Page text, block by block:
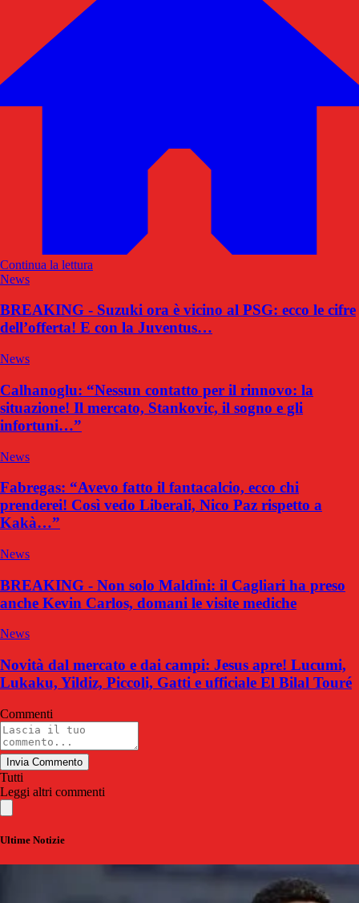
Continua la lettura
News
BREAKING - Suzuki ora è vicino al PSG: ecco le cifre
dell’offerta! E con la Juventus…
News
Calhanoglu: “Nessun contatto per il rinnovo: la
situazione! Il mercato, Stankovic, il sogno e gli
infortuni…”
News
Fabregas: “Avevo fatto il fantacalcio, ecco chi
prenderei! Così vedo Liberali, Nico Paz rispetto a
Kakà…”
News
BREAKING - Non solo Maldini: il Cagliari ha preso
anche Kevin Carlos, domani le visite mediche
News
Novità dal mercato e dai campi: Jesus apre! Lucumi,
Lukaku, Yildiz, Piccoli, Gatti e ufficiale El Bilal Touré
Commenti
Invia Commento
Tutti
Leggi altri commenti
Ultime Notizie